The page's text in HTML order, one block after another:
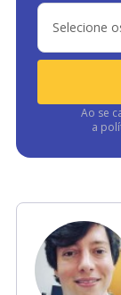
Selecione
Ao se
a